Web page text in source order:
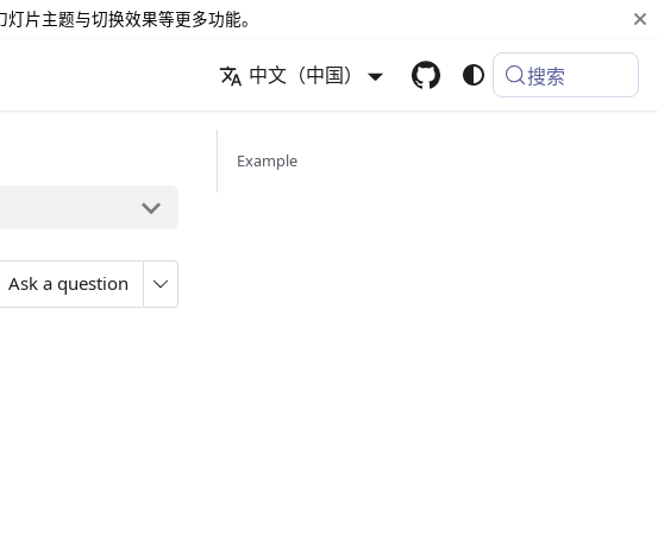
片主题与切换效果等更多功能。
中文（中国） 搜索
Ask a question
Example